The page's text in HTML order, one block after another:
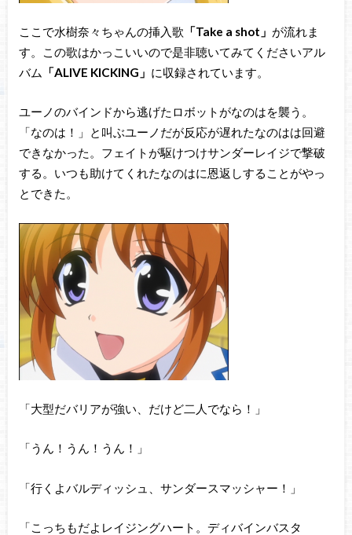
ここで水樹奈々ちゃんの挿入歌 「Take a shot」 が流れま
す。この歌はかっこいいので是非聴いてみてくださいアル
バム 「ALIVE KICKING」 に収録されています。
ユーノのバインドから逃げたロボットがなのはを襲う。
「なのは！」と叫ぶユーノだが反応が遅れたなのはは回避
できなかった。フェイトが駆けつけサンダーレイジで撃破
する。いつも助けてくれたなのはに恩返しすることがやっ
とできた。
「大型だバリアが強い、だけど二人でなら！」
「うん！うん！うん！」
「行くよバルディッシュ、サンダースマッシャー！」
「こっちもだよレイジングハート。ディバインバスタ